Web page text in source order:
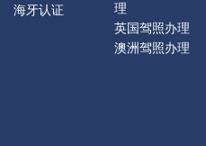
海牙认证
理
英国驾照办理
澳洲驾照办理